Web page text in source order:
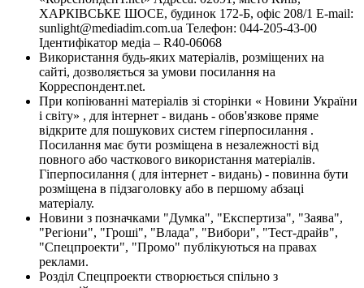
ХАРКІВСЬКЕ ШОСЕ, будинок 172-Б, офіс 208/1 E-mail:
sunlight@mediadim.com.ua Телефон: 044-205-43-00
Ідентифікатор медіа – R40-06068
Використання будь-яких матеріалів, розміщених на
сайті, дозволяється за умови посилання на
Корреспондент.net.
При копіюванні матеріалів зі сторінки « Новини України
і світу» , для інтернет - видань - обов'язкове пряме
відкрите для пошукових систем гіперпосилання .
Посилання має бути розміщена в незалежності від
повного або часткового використання матеріалів.
Гіперпосилання ( для інтернет - видань) - повинна бути
розміщена в підзаголовку або в першому абзаці
матеріалу.
Новини з позначками "Думка", "Експертиза", "Заява",
"Регіони", "Гроші", "Влада", "Вибори", "Тест-драйв",
"Спецпроекти", "Промо" публікуються на правах
реклами.
Розділ Спецпроекти створюється спільно з